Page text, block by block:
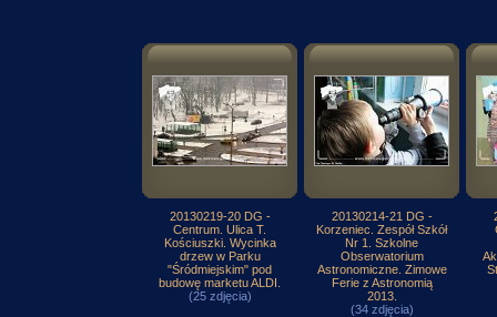
20130219-20 DG -
Centrum. Ulica T.
Kościuszki. Wycinka
drzew w Parku
"Śródmiejskim" pod
budowę marketu ALDI.
(25 zdjęcia)
20130214-21 DG -
Korzeniec. Zespół Szkół
Nr 1. Szkolne
Obserwatorium
Astronomiczne. Zimowe
Ferie z Astronomią
2013.
(34 zdjęcia)